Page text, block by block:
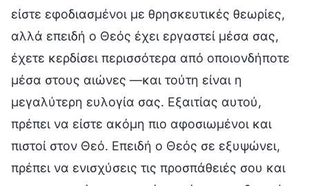
είστε εφοδιασμένοι με θρησκευτικές θεωρίες,
αλλά επειδή ο Θεός έχει εργαστεί μέσα σας,
έχετε κερδίσει περισσότερα από οποιονδήποτε
μέσα στους αιώνες —και τούτη είναι η
μεγαλύτερη ευλογία σας. Εξαιτίας αυτού,
πρέπει να είστε ακόμη πιο αφοσιωμένοι και
πιστοί στον Θεό. Επειδή ο Θεός σε εξυψώνει,
πρέπει να ενισχύσεις τις προσπάθειές σου και